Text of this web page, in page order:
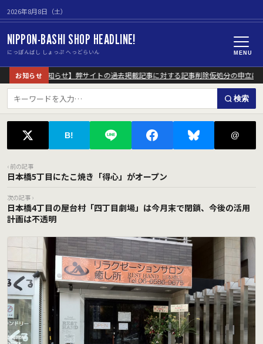
2026年8月8日（土）
NIPPON-BASHI SHOP HEADLINE!
にっぽんばし しょっぷ へっどらいん MENU
お知らせ
【重要なお知らせ】弊サイトの過去掲載記事に対する記事削除仮処分の申立に
検索
B! @
‹ 前の記事
日本橋5丁目にたこ焼き「得心」がオープン
次の記事 ›
日本橋4丁目の屋台村「四丁目劇場」は今月末で閉鎖、今後の活用
計画は不透明